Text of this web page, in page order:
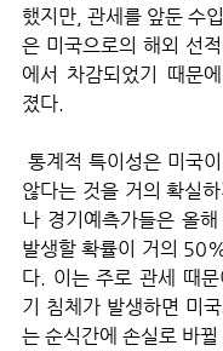
했지만, 관세를 앞둔 수
은 미국으로의 해외 선
에서 차감되었기 때문
졌다.
않다는 것을 거의 확실
나 경기예측가들은 올
발생할 확률이 거의
다. 이는 주로 관세 때
기 침체가 발생하면 미
는 순식간에 손실로 바